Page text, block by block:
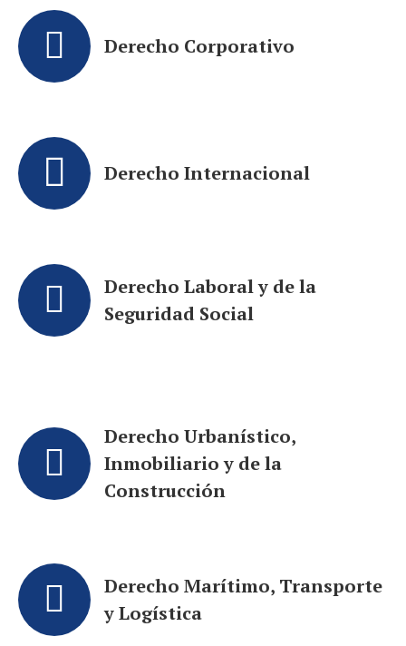
Derecho Corporativo
Derecho Internacional
Derecho Laboral y de la
Seguridad Social
Derecho Urbanístico,
Inmobiliario y de la
Construcción
Derecho Marítimo, Transporte
y Logística